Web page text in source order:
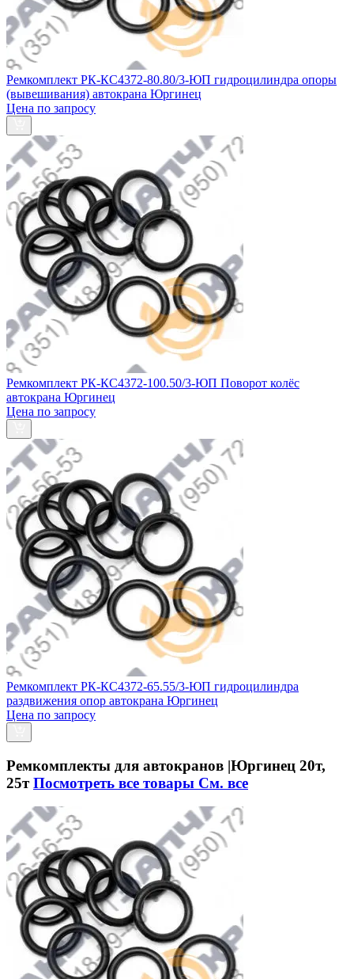
Ремкомплект РК-КС4372-80.80/3-ЮП гидроцилиндра опоры
(вывешивания) автокрана Юргинец
Цена по запросу
Ремкомплект РК-КС4372-100.50/3-ЮП Поворот колёс
автокрана Юргинец
Цена по запросу
Ремкомплект РК-КС4372-65.55/3-ЮП гидроцилиндра
раздвижения опор автокрана Юргинец
Цена по запросу
Ремкомплекты для автокранов |Юргинец 20т,
25тПосмотреть все товары См. все